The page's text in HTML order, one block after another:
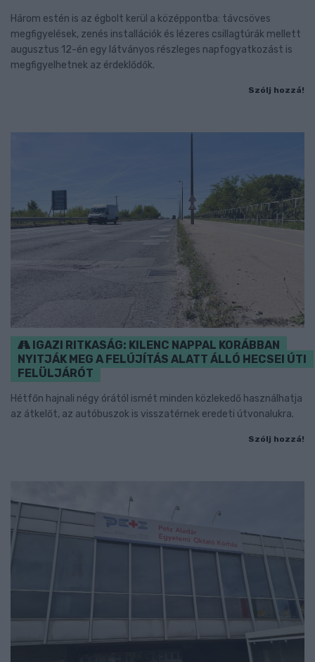
Három estén is az égbolt kerül a középpontba: távcsöves
megfigyelések, zenés installációk és lézeres csillagtúrák mellett
augusztus 12-én egy látványos részleges napfogyatkozást is
megfigyelhetnek az érdeklődők.
Szólj hozzá!
IGAZI RITKASÁG: KILENC NAPPAL KORÁBBAN
NYITJÁK MEG A FELÚJÍTÁS ALATT ÁLLÓ HECSEI ÚTI
FELÜLJÁRÓT
Hétfőn hajnali négy órától ismét minden közlekedő használhatja
az átkelőt, az autóbuszok is visszatérnek eredeti útvonalukra.
Szólj hozzá!